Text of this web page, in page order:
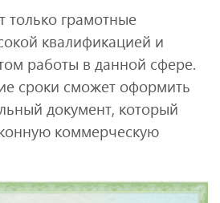
только грамотные
квалификацией и
работы в данной сфере.
сроки сможет оформить
документ, который
коммерческую